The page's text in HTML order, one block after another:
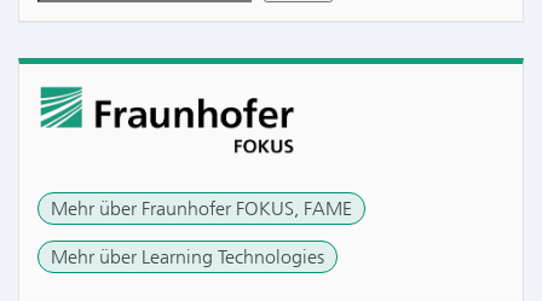
Mehr über Fraunhofer FOKUS, FAME
Mehr über Learning Technologies